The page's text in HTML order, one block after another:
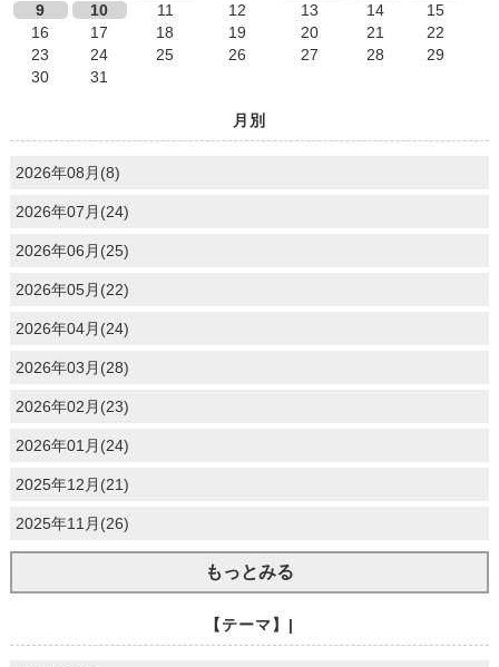
9
10 11 12 13 14
15
16
17 18 19 20 21
22
23
24 25 26 27 28
29
30
31
月別
2026年08月(8)
2026年07月(24)
2026年06月(25)
2026年05月(22)
2026年04月(24)
2026年03月(28)
2026年02月(23)
2026年01月(24)
2025年12月(21)
2025年11月(26)
もっとみる
【テーマ】|